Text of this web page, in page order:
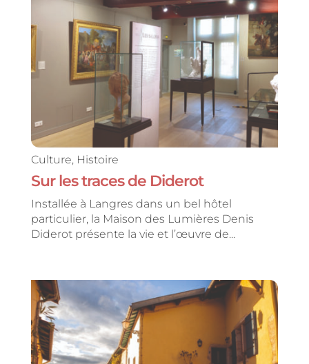
Culture, Histoire
Sur les traces de Diderot
Installée à Langres dans un bel hôtel
particulier, la Maison des Lumières Denis
Diderot présente la vie et l’œuvre de...